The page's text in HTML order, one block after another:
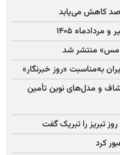
مس» منتشر شد
به‌مناسبت «روز خبرنگار»
و مدل‌های نوین تأمین
تبریز را تبریک گفت